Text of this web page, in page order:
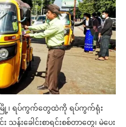
ြို့၊ ရပ်ကွက်တွေထဲကို ရပ်ကွက်ရုံး
ခေါင်းစာရင်းစစ်တာတွေ၊ မဲပေး